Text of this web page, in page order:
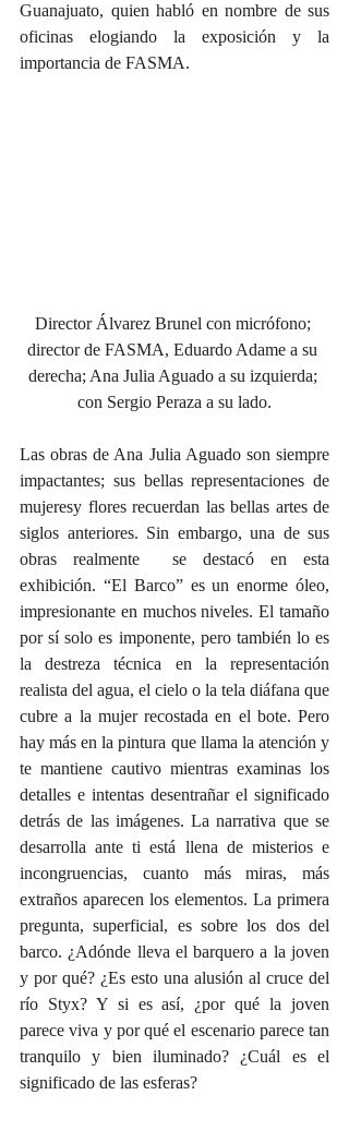
Guanajuato, quien habló en nombre de sus
oficinas elogiando la exposición y la
importancia de FASMA.
Director Álvarez Brunel con micrófono;
director de FASMA, Eduardo Adame a su
derecha; Ana Julia Aguado a su izquierda;
con Sergio Peraza a su lado.
Las obras de Ana Julia Aguado son siempre
impactantes; sus bellas representaciones de
mujeresy flores recuerdan las bellas artes de
siglos anteriores. Sin embargo, una de sus
obras realmente  se destacó en esta
exhibición. “El Barco” es un enorme óleo,
impresionante en muchos niveles. El tamaño
por sí solo es imponente, pero también lo es
la destreza técnica en la representación
realista del agua, el cielo o la tela diáfana que
cubre a la mujer recostada en el bote. Pero
hay más en la pintura que llama la atención y
te mantiene cautivo mientras examinas los
detalles e intentas desentrañar el significado
detrás de las imágenes. La narrativa que se
desarrolla ante ti está llena de misterios e
incongruencias, cuanto más miras, más
extraños aparecen los elementos. La primera
pregunta, superficial, es sobre los dos del
barco. ¿Adónde lleva el barquero a la joven
y por qué? ¿Es esto una alusión al cruce del
río Styx? Y si es así, ¿por qué la joven
parece viva y por qué el escenario parece tan
tranquilo y bien iluminado? ¿Cuál es el
significado de las esferas?